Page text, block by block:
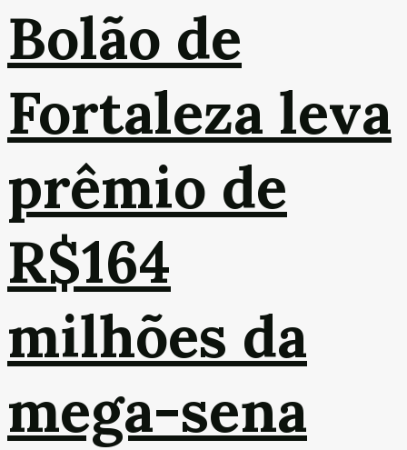
Bolão de
Fortaleza leva
prêmio de
R$164
milhões da
mega-sena